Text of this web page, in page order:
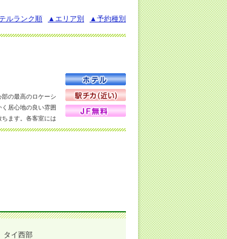
ルランク順 ▲エリア別 ▲予約種別
の最高のロケーシ
居心地の良い雰囲
ます。各客室には
グなど、最新のジ
タイ西部